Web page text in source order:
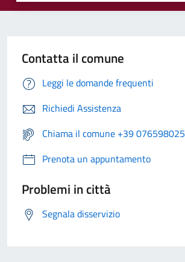
Contatta il comune
Leggi le domande frequenti
Richiedi Assistenza
Chiama il comune +39 076598025
Prenota un appuntamento
Problemi in città
Segnala disservizio